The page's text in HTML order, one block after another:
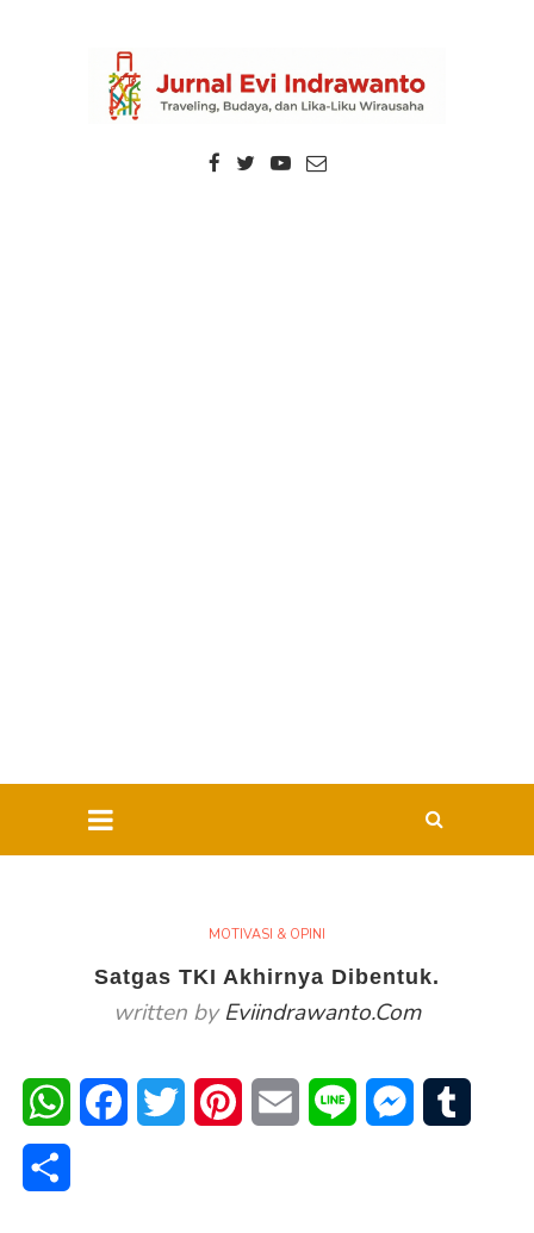
MOTIVASI & OPINI
Satgas TKI Akhirnya Dibentuk.
written byEviindrawanto.com
WhatsAppFacebookTwitter PinterestEmail Line Messenger